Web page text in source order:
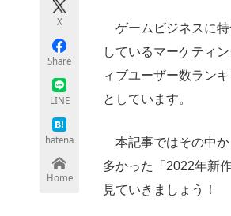
ちょっと気になるネッ
X
Share
LINE
hatena
Home
ゲームビジネスに特
しているマーケティ
ィブユーザー数ラン
としています。
本記事ではその中か
多かった「2022年新
見ていきましょう！